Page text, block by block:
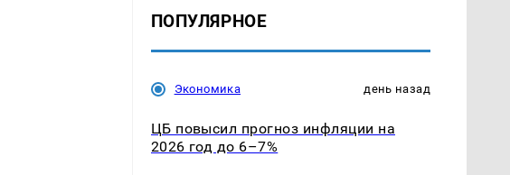
ПОПУЛЯРНОЕ
Экономика день назад
ЦБ повысил прогноз инфляции на
2026 год до 6–7%